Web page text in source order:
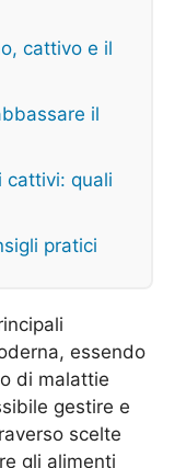
cattivo e il
il
cattivi: quali
pratici
essendo
di malattie
gestire e
scelte
gli alimenti